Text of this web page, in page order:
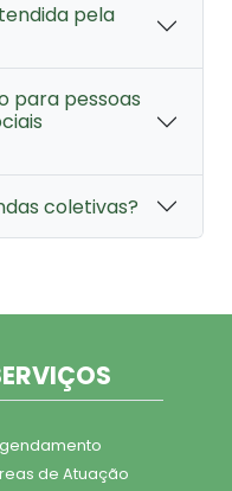
pela
para pessoas
coletivas?
de Atuação